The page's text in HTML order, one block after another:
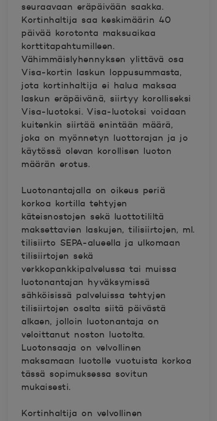
seuraavaan eräpäivään saakka.
Kortinhaltija saa keskimäärin 40
päivää korotonta maksuaikaa
korttitapahtumilleen.
Vähimmäislyhennyksen ylittävä osa
Visa-kortin laskun loppusummasta,
jota kortinhaltija ei halua maksaa
laskun eräpäivänä, siirtyy korolliseksi
Visa-luotoksi. Visa-luotoksi voidaan
kuitenkin siirtää enintään määrä,
joka on myönnetyn luottorajan ja jo
käytössä olevan korollisen luoton
määrän erotus.
Luotonantajalla on oikeus periä
korkoa kortilla tehtyjen
käteisnostojen sekä luottotililtä
maksettavien laskujen, tilisiirtojen, ml.
tilisiirto SEPA-alueella ja ulkomaan
tilisiirtojen sekä
verkkopankkipalvelussa tai muissa
luotonantajan hyväksymissä
sähköisissä palveluissa tehtyjen
tilisiirtojen osalta siitä päivästä
alkaen, jolloin luotonantaja on
veloittanut noston luotolta.
Luotonsaaja on velvollinen
maksamaan luotolle vuotuista korkoa
tässä sopimuksessa sovitun
mukaisesti.
Kortinhaltija on velvollinen